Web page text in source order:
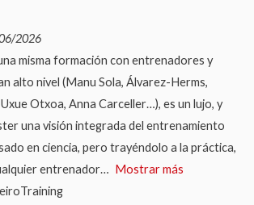
2026
misma formación con entrenadores y
alto nivel (Manu Sola, Álvarez-Herms,
Otxoa, Anna Carceller…), es un lujo, y
una visión integrada del entrenamiento
en ciencia, pero trayéndolo a la práctica,
entrenador
Mostrar más